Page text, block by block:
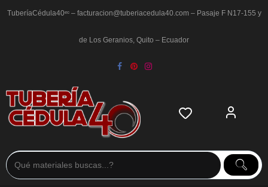
TuberíaCédula40ᵉᶜ – facturacion@tuberiacedula40.com – Pasaje F N17-155 y
de Los Geranios, Quito – Ecuador